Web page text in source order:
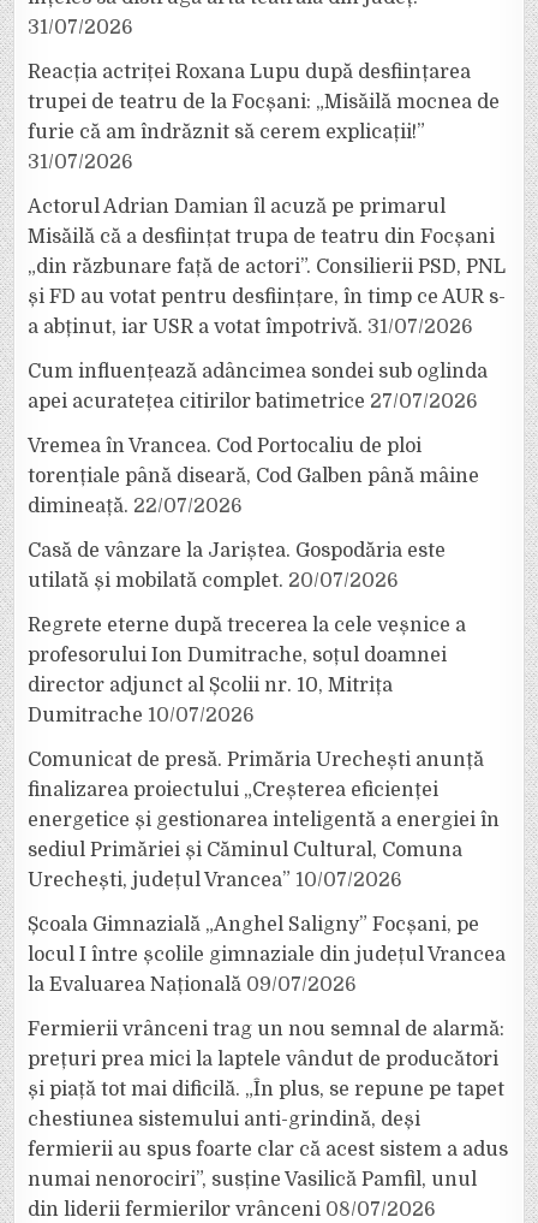
31/07/2026
Reacția actriței Roxana Lupu după desființarea
trupei de teatru de la Focșani: „Misăilă mocnea de
furie că am îndrăznit să cerem explicații!”
31/07/2026
Actorul Adrian Damian îl acuză pe primarul
Misăilă că a desființat trupa de teatru din Focșani
„din răzbunare față de actori”. Consilierii PSD, PNL
și FD au votat pentru desființare, în timp ce AUR s-
a abținut, iar USR a votat împotrivă. 31/07/2026
Cum influențează adâncimea sondei sub oglinda
apei acuratețea citirilor batimetrice 27/07/2026
Vremea în Vrancea. Cod Portocaliu de ploi
torențiale până diseară, Cod Galben până mâine
dimineață. 22/07/2026
Casă de vânzare la Jariștea. Gospodăria este
utilată și mobilată complet. 20/07/2026
Regrete eterne după trecerea la cele veșnice a
profesorului Ion Dumitrache, soțul doamnei
director adjunct al Școlii nr. 10, Mitrița
Dumitrache 10/07/2026
Comunicat de presă. Primăria Urechești anunță
finalizarea proiectului „Creșterea eficienței
energetice și gestionarea inteligentă a energiei în
sediul Primăriei și Căminul Cultural, Comuna
Urechești, județul Vrancea” 10/07/2026
Școala Gimnazială „Anghel Saligny” Focșani, pe
locul I între școlile gimnaziale din județul Vrancea
la Evaluarea Națională 09/07/2026
Fermierii vrânceni trag un nou semnal de alarmă:
prețuri prea mici la laptele vândut de producători
și piață tot mai dificilă. „În plus, se repune pe tapet
chestiunea sistemului anti-grindină, deși
fermierii au spus foarte clar că acest sistem a adus
numai nenorociri”, susține Vasilică Pamfil, unul
din liderii fermierilor vrânceni 08/07/2026